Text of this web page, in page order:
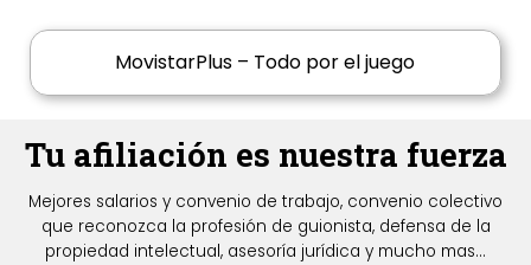
MovistarPlus – Todo por el juego
Tu afiliación es nuestra fuerza
Mejores salarios y convenio de trabajo, convenio colectivo
que reconozca la profesión de guionista, defensa de la
propiedad intelectual, asesoría jurídica y mucho mas...